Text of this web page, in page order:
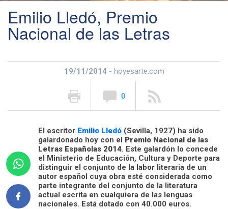
Emilio Lledó, Premio
Nacional de las Letras
19/11/2014- hoyesarte.com
0
El escritor Emilio Lledó (Sevilla, 1927) ha sido
galardonado hoy con el Premio Nacional de las
Letras Españolas 2014. Este galardón lo concede
el Ministerio de Educación, Cultura y Deporte para
distinguir el conjunto de la labor literaria de un
autor español cuya obra esté considerada como
parte integrante del conjunto de la literatura
actual escrita en cualquiera de las lenguas
nacionales. Está dotado con 40.000 euros.